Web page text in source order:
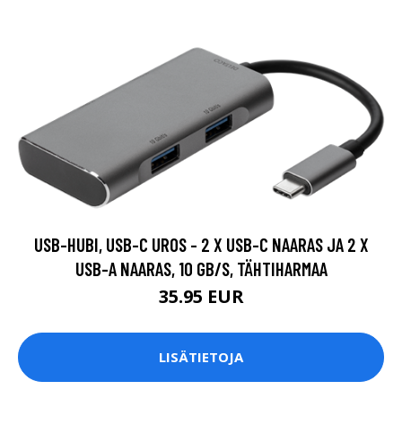
USB-HUBI, USB-C UROS - 2 X USB-C NAARAS JA 2 X
USB-A NAARAS, 10 GB/S, TÄHTIHARMAA
35.95 EUR
LISÄTIETOJA